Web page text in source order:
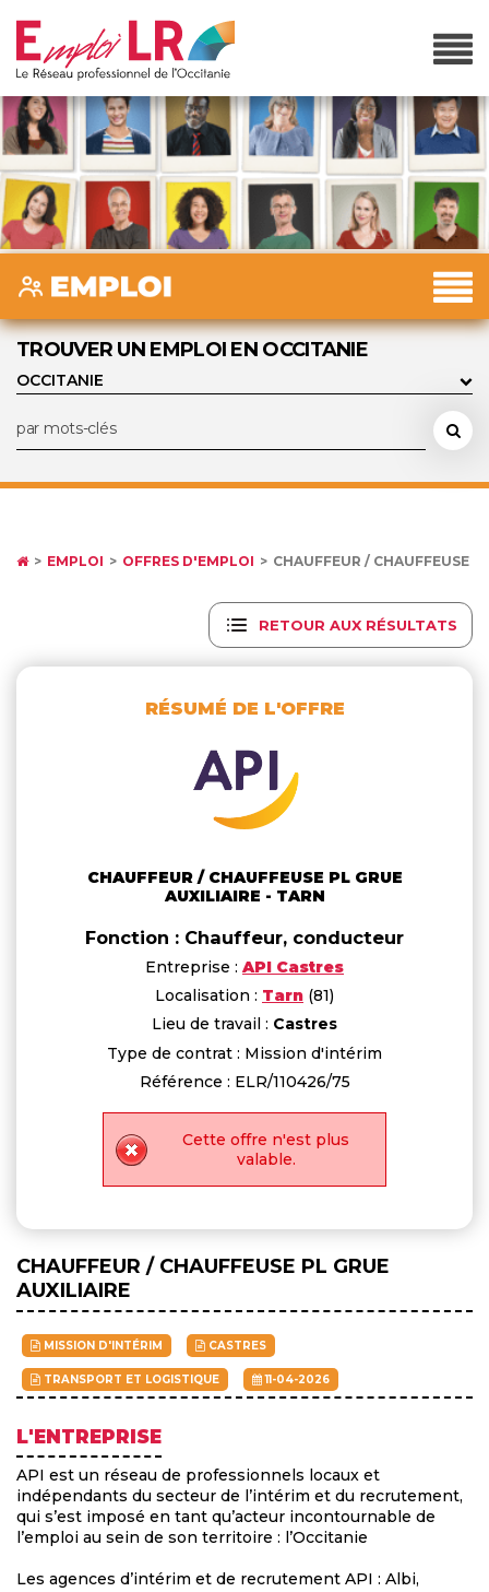
TROUVER UN EMPLOI EN OCCITANIE
EMPLOI OFFRES D'EMPLOI CHAUFFEUR / CHAUFFEUSE
RETOUR AUX RÉSULTATS
RÉSUMÉ DE L'OFFRE
CHAUFFEUR / CHAUFFEUSE PL GRUE
AUXILIAIRE - TARN
Fonction : Chauffeur, conducteur
Entreprise : API Castres
Localisation : Tarn (81)
Lieu de travail : Castres
Type de contrat : Mission d'intérim
Référence : ELR/110426/75
Cette offre n'est plus
valable.
CHAUFFEUR / CHAUFFEUSE PL GRUE
AUXILIAIRE
MISSION D'INTÉRIM CASTRES
TRANSPORT ET LOGISTIQUE 11-04-2026
L'ENTREPRISE
API est un réseau de professionnels locaux et
indépendants du secteur de l’intérim et du recrutement,
qui s’est imposé en tant qu’acteur incontournable de
l’emploi au sein de son territoire : l’Occitanie
Les agences d’intérim et de recrutement API : Albi,